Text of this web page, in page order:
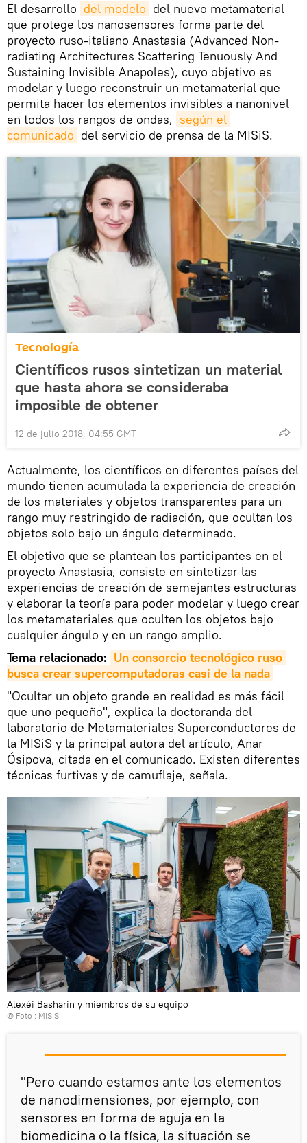
El desarrollo del modelo del nuevo metamaterial
que protege los nanosensores forma parte del
proyecto ruso-italiano Anastasia (Advanced Non-
radiating Architectures Scattering Tenuously And
Sustaining Invisible Anapoles), cuyo objetivo es
modelar y luego reconstruir un metamaterial que
permita hacer los elementos invisibles a nanonivel
en todos los rangos de ondas, según el
comunicado del servicio de prensa de la MISiS.
Tecnología
Científicos rusos sintetizan un material
que hasta ahora se consideraba
imposible de obtener
12 de julio 2018, 04:55 GMT
Actualmente, los científicos en diferentes países del
mundo tienen acumulada la experiencia de creación
de los materiales y objetos transparentes para un
rango muy restringido de radiación, que ocultan los
objetos solo bajo un ángulo determinado.
El objetivo que se plantean los participantes en el
proyecto Anastasia, consiste en sintetizar las
experiencias de creación de semejantes estructuras
y elaborar la teoría para poder modelar y luego crear
los metamateriales que oculten los objetos bajo
cualquier ángulo y en un rango amplio.
Tema relacionado: Un consorcio tecnológico ruso
busca crear supercomputadoras casi de la nada
"Ocultar un objeto grande en realidad es más fácil
que uno pequeño", explica la doctoranda del
laboratorio de Metamateriales Superconductores de
la MISiS y la principal autora del artículo, Anar
Ósipova, citada en el comunicado. Existen diferentes
técnicas furtivas y de camuflaje, señala.
Alexéi Basharin y miembros de su equipo
© Foto : MISiS
"Pero cuando estamos ante los elementos
de nanodimensiones, por ejemplo, con
sensores en forma de aguja en la
biomedicina o la física, la situación se